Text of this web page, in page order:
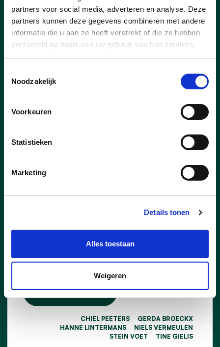
partners voor social media, adverteren en analyse. Deze
partners kunnen deze gegevens combineren met andere
informatie die u aan ze heeft verstrekt of die ze hebben
verzameld op basis van uw gebruik van hun services.
Noodzakelijk
Voorkeuren
Statistieken
Marketing
Details tonen
Alles toestaan
Weigeren
Nieuwe concessionaris voor
Capellebeemden
27/07/26
Goed nieuws voor de inwoners van Klein-
Vorst en bij uitbreiding voor heel Laakdal.
gevonden. Kandidaat Well’Air Dynamics
van Burgemeester en Schepenen
aangesteld als nieuwe concessionaris.
lees meer
CHIEL PEETERS
GERDA BROECKX
HANNE LINTERMANS
NIELS VERMEULEN
STEIN VOET
TINE GIELIS